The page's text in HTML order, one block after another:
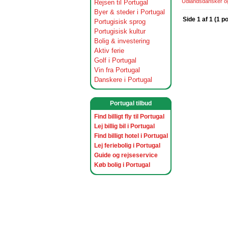
Rejsen til Portugal
Byer & steder i Portugal
Portugisisk sprog
Portugisisk kultur
Bolig & investering
Aktiv ferie
Golf i Portugal
Vin fra Portugal
Danskere i Portugal
Portugal tilbud
Find billigt fly til Portugal
Lej billig bil i Portugal
Find billigt hotel i Portugal
Lej feriebolig i Portugal
Guide og rejseservice
Køb bolig i Portugal
Side 1 af 1 (1